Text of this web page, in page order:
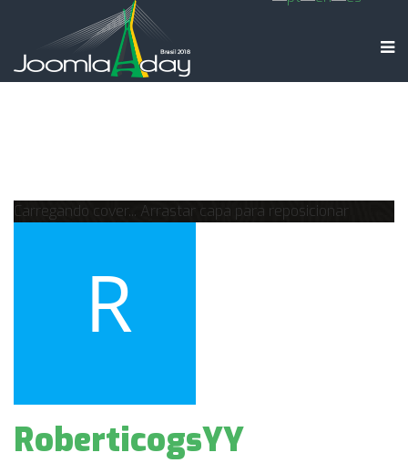
Carregando cover... Arrastar capa para reposicionar
RoberticogsYY